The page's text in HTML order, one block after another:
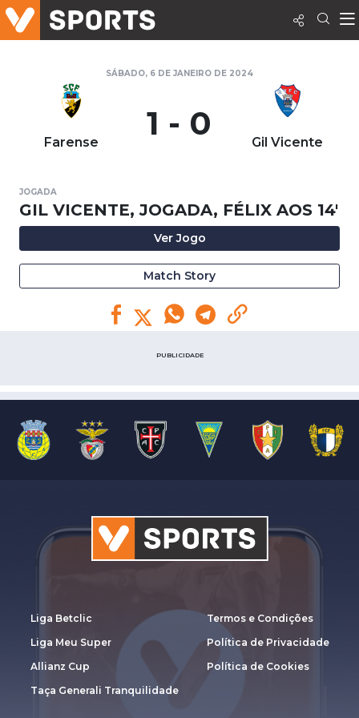
SÁBADO, 6 DE JANEIRO DE 2024
Farense 1 - 0 Gil Vicente
JOGADA
GIL VICENTE, JOGADA, FÉLIX AOS 14'
Ver Jogo
Match Story
PUBLICIDADE
Liga Betclic
Liga Meu Super
Allianz Cup
Taça Generali Tranquilidade
Termos e Condições
Política de Privacidade
Política de Cookies